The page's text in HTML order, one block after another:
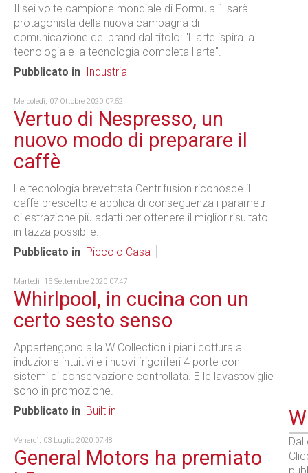
Il sei volte campione mondiale di Formula 1 sarà
protagonista della nuova campagna di
comunicazione del brand dal titolo: "L'arte ispira la
tecnologia e la tecnologia completa l'arte".
Pubblicato in
Industria
Mercoledì, 07 Ottobre 2020 07:52
Vertuo di Nespresso, un
nuovo modo di preparare il
caffè
Le tecnologia brevettata Centrifusion riconosce il
caffè prescelto e applica di conseguenza i parametri
di estrazione più adatti per ottenere il miglior risultato
in tazza possibile.
Pubblicato in Piccolo Casa
Martedì, 15 Settembre 2020 07:47
Whirlpool, in cucina con un
certo sesto senso
Appartengono alla W Collection i piani cottura a
induzione intuitivi e i nuovi frigoriferi 4 porte con
sistemi di conservazione controllata. E le lavastoviglie
sono in promozione.
Pubblicato in Built in
Venerdì, 03 Luglio 2020 07:48
General Motors ha premiato